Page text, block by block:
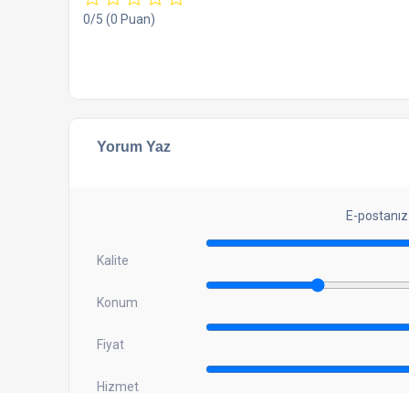
0/5 (0 Puan)
Yorum Yaz
E-
Kalite
Konum
Fiyat
Hizmet